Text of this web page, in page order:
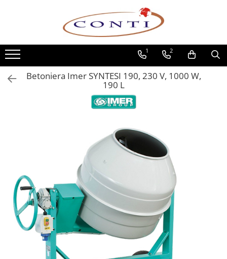
Toate Produsele
Casa si Gradina
Utilaje pentru gradina si accesorii
Atomizoare si Pulverizatoare
Drujbe si fierastraie cu lant
Masini de tuns iarba si accesorii
Motocoase si accesorii
Motocositori
Motosape si Motocultoare
Motoburghie
Masini de batut stalpi
Sisteme combinate &
multifunctionale
Tocatoare de crengi si resturi
1 2
Betoniera Imer SYNTESI 190, 230 V, 1000 W,
190 L